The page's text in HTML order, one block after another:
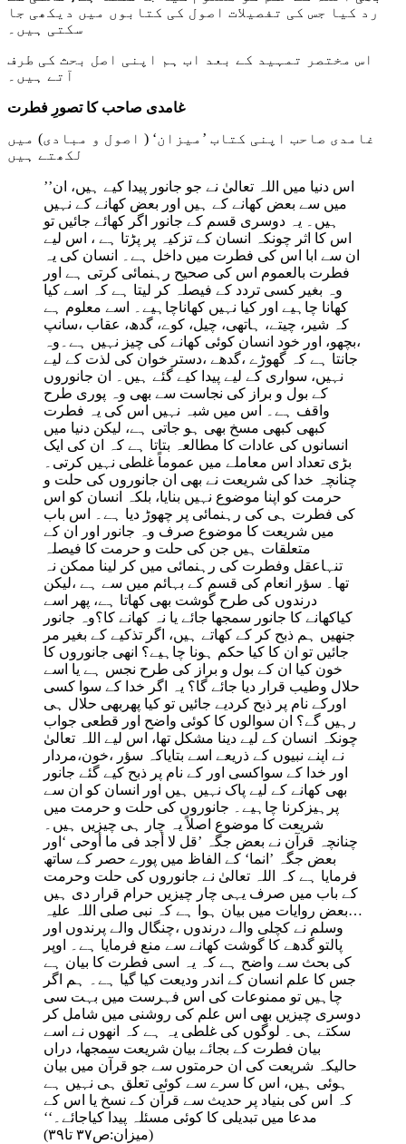
رد کیا جس کی تفصیلات اصول کی کتابوں میں دیکھی جا
اس مختصر تمہید کے بعد اب ہم اپنی اصل بحث کی طرف
غامدی صاحب کا تصورِ فطرت
غامدی صاحب اپنی کتاب ’میزان‘ ( اصول و مبادی) میں
’’اس دنیا میں اللہ تعالیٰ نے جو جانور پیدا کیے ہیں، ان
میں سے بعض کھانے کے ہیں اور بعض کھانے کے نہیں
ہیں۔ یہ دوسری قسم کے جانور اگر کھائے جائیں تو
اس کا اثر چونکہ انسان کے تزکیہ پر پڑتا ہے ، اس لیے
ان سے ابا اس کی فطرت میں داخل ہے۔ انسان کی یہ
فطرت بالعموم اس کی صحیح رہنمائی کرتی ہے اور
وہ بغیر کسی تردد کے فیصلہ کر لیتا ہے کہ اسے کیا
کھانا چاہیے اور کیا نہیں کھاناچاہیے۔ اسے معلوم ہے
کہ شیر، چیتے، ہاتھی، چیل، کوے، گدھ، عقاب ،سانپ
،بچھو، اور خود انسان کوئی کھانے کی چیز نہیں ہے۔وہ
جانتا ہے کہ گھوڑے ،گدھے ،دستر خوان کی لذت کے لیے
نہیں، سواری کے لیے پیدا کیے گئے ہیں۔ ان جانوروں
کے بول و براز کی نجاست سے بھی وہ پوری طرح
واقف ہے۔ اس میں شبہ نہیں اس کی یہ فطرت
کبھی کبھی مسخ بھی ہو جاتی ہے، لیکن دنیا میں
انسانوں کی عادات کا مطالعہ بتاتا ہے کہ ان کی ایک
بڑی تعداد اس معاملے میں عموماً غلطی نہیں کرتی۔
چنانچہ خدا کی شریعت نے بھی ان جانوروں کی حلت و
حرمت کو اپنا موضوع نہیں بنایا، بلکہ انسان کو اس
کی فطرت ہی کی رہنمائی پر چھوڑ دیا ہے۔ اس باب
میں شریعت کا موضوع صرف وہ جانور اور ان کے
متعلقات ہیں جن کی حلت و حرمت کا فیصلہ
تنہاعقل وفطرت کی رہنمائی میں کر لینا ممکن نہ
تھا۔ سؤر انعام کی قسم کے بہائم میں سے ہے ،لیکن
درندوں کی طرح گوشت بھی کھاتا ہے، پھر اسے
کیاکھانے کا جانور سمجھا جائے یا نہ کھانے کا؟وہ جانور
جنھیں ہم ذبح کر کے کھاتے ہیں، اگر تذکیے کے بغیر مر
جائیں تو ان کا کیا حکم ہونا چاہیے؟ انھی جانوروں کا
خون کیا ان کے بول و براز کی طرح نجس ہے یا اسے
حلال وطیب قرار دیا جائے گا؟ یہ اگر خدا کے سوا کسی
اورکے نام پر ذبح کردیے جائیں تو کیا پھربھی حلال ہی
رہیں گے؟ ان سوالوں کا کوئی واضح اور قطعی جواب
چونکہ انسان کے لیے دینا مشکل تھا، اس لیے اللہ تعالیٰ
نے اپنے نبیوں کے ذریعے اسے بتایاکہ سؤر ،خون،مردار
اور خدا کے سواکسی اور کے نام پر ذبح کیے گئے جانور
بھی کھانے کے لیے پاک نہیں ہیں اور انسان کو ان سے
پرہیزکرنا چاہیے۔ جانوروں کی حلت و حرمت میں
شریعت کا موضوع اصلاً یہ چار ہی چیزیں ہیں۔
چنانچہ قرآن نے بعض جگہ ’قل لا أجد فی ما أوحی ‘اور
بعض جگہ ’ انما‘ کے الفاظ میں پورے حصر کے ساتھ
فرمایا ہے کہ اللہ تعالیٰ نے جانوروں کی حلت وحرمت
کے باب میں صرف یہی چار چیزیں حرام قرار دی ہیں
…بعض روایات میں بیان ہوا ہے کہ نبی صلی اللہ علیہ
وسلم نے کچلی والے درندوں ،چنگال والے پرندوں اور
پالتو گدھے کا گوشت کھانے سے منع فرمایا ہے۔ اوپر
کی بحث سے واضح ہے کہ یہ اسی فطرت کا بیان ہے
جس کا علم انسان کے اندر ودیعت کیا گیا ہے۔ ہم اگر
چاہیں تو ممنوعات کی اس فہرست میں بہت سی
دوسری چیزیں بھی اس علم کی روشنی میں شامل کر
سکتے ہی۔ لوگوں کی غلطی یہ ہے کہ انھوں نے اسے
بیان فطرت کے بجائے بیان شریعت سمجھا، دراں
حالیکہ شریعت کی ان حرمتوں سے جو قرآن میں بیان
ہوئی ہیں، اس کا سرے سے کوئی تعلق ہی نہیں ہے
کہ اس کی بنیاد پر حدیث سے قرآن کے نسخ یا اس کے
مدعا میں تبدیلی کا کوئی مسئلہ پیدا کیاجائے۔‘‘
(میزان:ص۳۷ تا۳۹)